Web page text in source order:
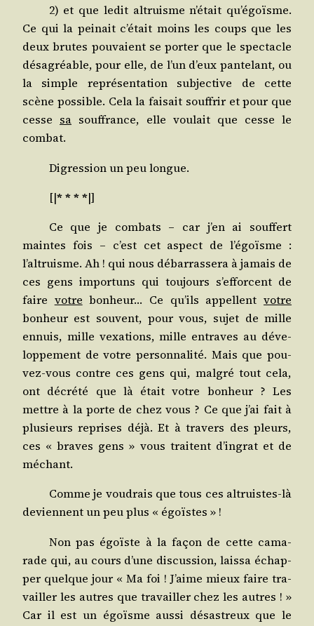
2) et que ledit altruisme n’était qu’égoïsme.
Ce qui la pei­nait c’était moins les coups que les
deux brutes pou­vaient se por­ter que le spec­tacle
désa­gréable, pour elle, de l’un d’eux pan­te­lant, ou
la simple repré­sen­ta­tion sub­jec­tive de cette
scène pos­sible. Cela la fai­sait souf­frir et pour que
cesse sa souf­france, elle vou­lait que cesse le
combat.
Digres­sion un peu longue.
[|* * * *|]
Ce que je com­bats – car j’en ai souf­fert
maintes fois – c’est cet aspect de l’égoïsme :
l’altruisme. Ah ! qui nous débar­ras­se­ra à jamais de
ces gens impor­tuns qui tou­jours s’efforcent de
faire votre bon­heur… Ce qu’ils appellentvotre
bon­heur est sou­vent, pour vous, sujet de mille
ennuis, mille vexa­tions, mille entraves au déve­
lop­pe­ment de votre per­son­na­li­té. Mais que pou­
vez-vous contre ces gens qui, mal­gré tout cela,
ont décré­té que là était votre bon­heur ? Les
mettre à la porte de chez vous ? Ce que j’ai fait à
plu­sieurs reprises déjà. Et à tra­vers des pleurs,
ces « braves gens » vous traitent d’ingrat et de
méchant.
Comme je vou­drais que tous ces altruistes-là
deviennent un peu plus « égoïstes » !
Non pas égoïste à la façon de cette cama­
rade qui, au cours d’une dis­cus­sion, lais­sa échap­
per quelque jour « Ma foi ! J’aime mieux faire tra­
vailler les autres que tra­vailler chez les autres ! »
Car il est un égoïsme aus­si désas­treux que le